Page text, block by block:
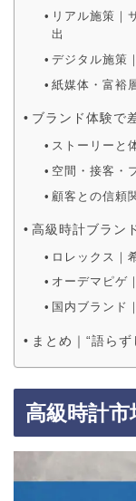
リアル施策｜
出
デジタル施策
紙媒体・富裕
ブランド体験で
ストーリーと
空間・接客・
顧客との信頼
高級時計ブラン
ロレックス｜
オーデマピゲ
国内ブランド
まとめ｜“語ら
高級時計